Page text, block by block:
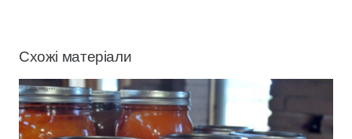
Схожі матеріали